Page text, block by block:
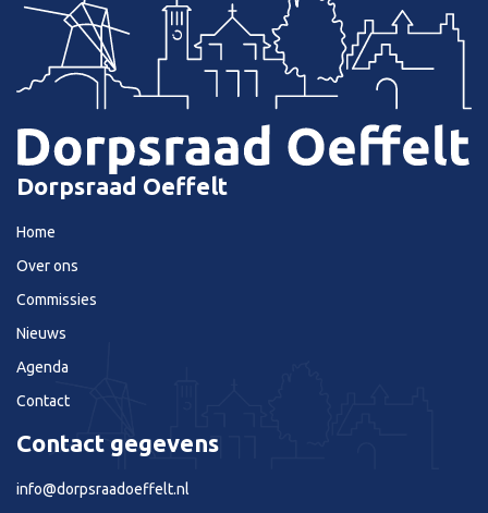
Dorpsraad Oeffelt
Home
Over ons
Commissies
Nieuws
Agenda
Contact
Contact gegevens
info@dorpsraadoeffelt.nl